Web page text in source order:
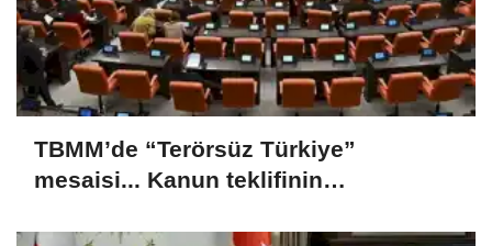
TBMM’de “Terörsüz Türkiye”
mesaisi... Kanun teklifinin